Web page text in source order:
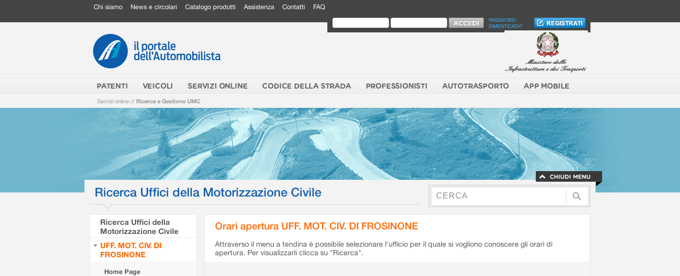
Chi siamo News e circolari Catalogo prodotti Assistenza Contatti FAQ
PASSWORD
DIMENTICATA?
PATENTI VEICOLI SERVIZI ONLINE CODICE DELLA STRADA PROFESSIONISTI AUTOTRASPORTO APP MOBILE
Servizi online // Ricerca e Gestione UMC
Ricerca Uffici della Motorizzazione Civile
Ricerca Uffici della
Motorizzazione Civile
UFF. MOT. CIV. DI
FROSINONE
Home Page
Orari apertura UFF. MOT. CIV. DI FROSINONE
Attraverso il menu a tendina è possibile selezionare l'ufficio per il quale si vogliono conoscere gli orari di
apertura. Per visualizzarli clicca su "Ricerca".